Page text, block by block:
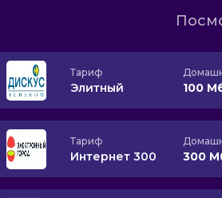
Тариф
Элитный 100
Тариф
Интернет 300 300